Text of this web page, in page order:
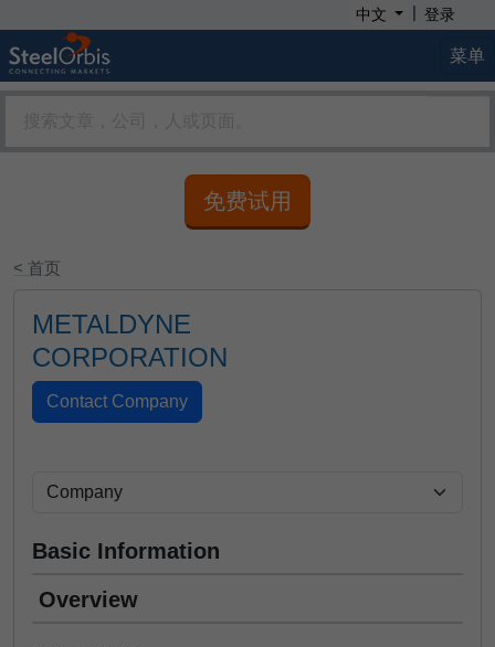
中文 | 登录
菜单
免费试用
< 首页
METALDYNE
CORPORATION
Basic Information
Overview